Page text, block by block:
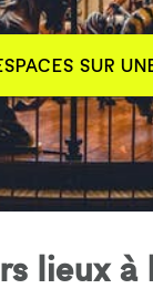
SUR
lieux à